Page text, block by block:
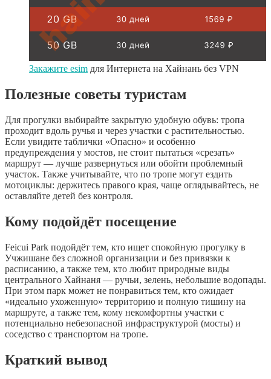
Закажите esim для Интернета на Хайнань без VPN
Полезные советы туристам
Для прогулки выбирайте закрытую удобную обувь: тропа
проходит вдоль ручья и через участки с растительностью.
Если увидите таблички «Опасно» и особенно
предупреждения у мостов, не стоит пытаться «срезать»
маршрут — лучше развернуться или обойти проблемный
участок. Также учитывайте, что по тропе могут ездить
мотоциклы: держитесь правого края, чаще оглядывайтесь, не
оставляйте детей без контроля.
Кому подойдёт посещение
Feicui Park подойдёт тем, кто ищет спокойную прогулку в
Учжишане без сложной организации и без привязки к
расписанию, а также тем, кто любит природные виды
центрального Хайнаня — ручьи, зелень, небольшие водопады.
При этом парк может не понравиться тем, кто ожидает
«идеально ухоженную» территорию и полную тишину на
маршруте, а также тем, кому некомфортны участки с
потенциально небезопасной инфраструктурой (мосты) и
соседство с транспортом на тропе.
Краткий вывод